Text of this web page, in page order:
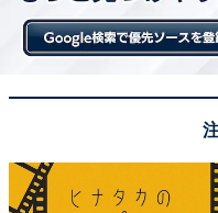
きめ細かな断面